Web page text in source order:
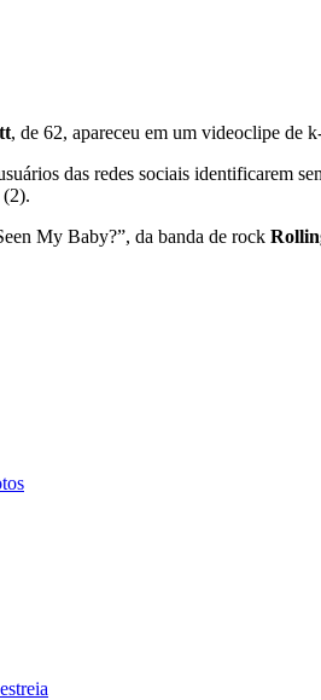
, de 62, apareceu em um videoclipe de
das redes sociais identificarem
My Baby?”, da banda de rock